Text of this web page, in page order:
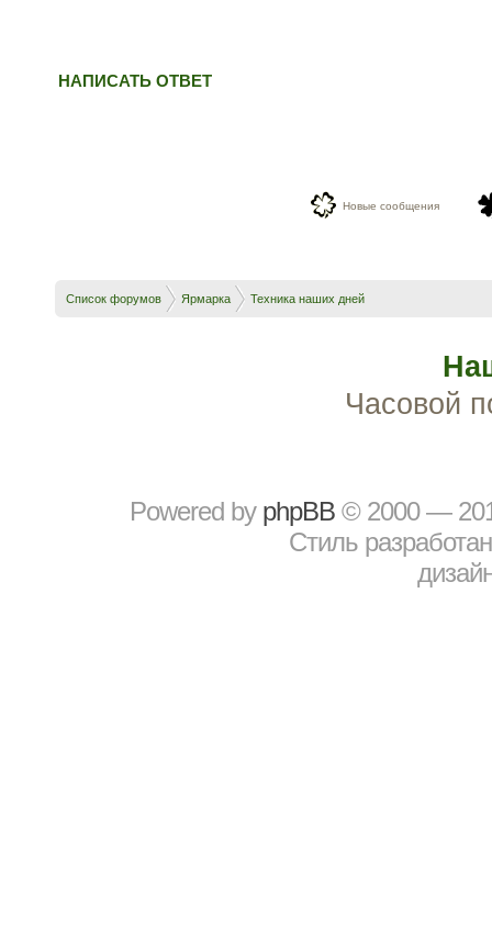
НАПИСАТЬ ОТВЕТ
Новые сообщения
Список форумов Ярмарка Техника наших дней
Часовой
Powered by рhрBВ © 2000 —
Стиль